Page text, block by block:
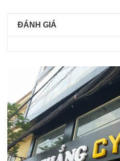
ĐÁNH GIÁ